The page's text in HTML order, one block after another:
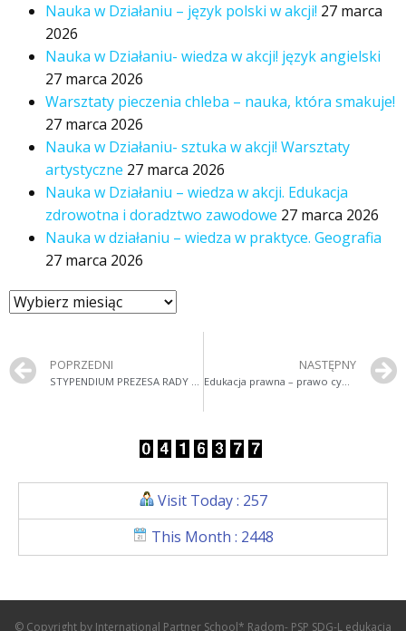
Nauka w Działaniu – język polski w akcji! 27 marca
2026
Nauka w Działaniu- wiedza w akcji! język angielski
27 marca 2026
Warsztaty pieczenia chleba – nauka, która smakuje!
27 marca 2026
Nauka w Działaniu- sztuka w akcji! Warsztaty
artystyczne 27 marca 2026
Nauka w Działaniu – wiedza w akcji. Edukacja
zdrowotna i doradztwo zawodowe 27 marca 2026
Nauka w działaniu – wiedza w praktyce. Geografia
27 marca 2026
POPRZEDNI NASTĘPNY
Edukacja prawna – prawo cywilne cz.II 02.12.15r.
Visit Today : 257
This Month : 2448
© Copyright by International Partner School* Radom- PSP SDG-L edukacja